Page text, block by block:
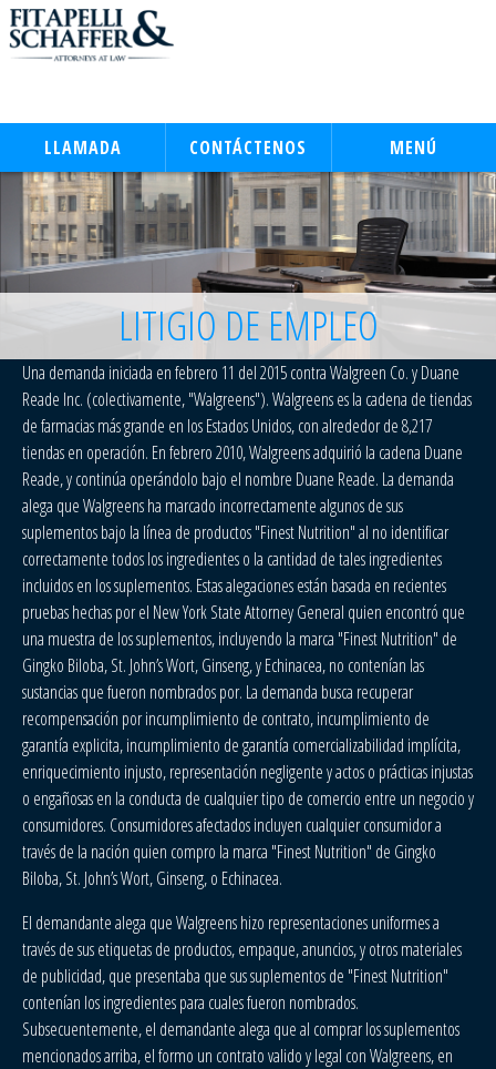
LLAMADA CONTÁCTENOS MENÚ
LITIGIO DE EMPLEO
Una demanda iniciada en febrero 11 del 2015 contra Walgreen Co. y Duane
Reade Inc. (colectivamente, "Walgreens"). Walgreens es la cadena de tiendas
de farmacias más grande en los Estados Unidos, con alrededor de 8,217
tiendas en operación. En febrero 2010, Walgreens adquirió la cadena Duane
Reade, y continúa operándolo bajo el nombre Duane Reade. La demanda
alega que Walgreens ha marcado incorrectamente algunos de sus
suplementos bajo la línea de productos "Finest Nutrition" al no identificar
correctamente todos los ingredientes o la cantidad de tales ingredientes
incluidos en los suplementos. Estas alegaciones están basada en recientes
pruebas hechas por el New York State Attorney General quien encontró que
una muestra de los suplementos, incluyendo la marca "Finest Nutrition" de
Gingko Biloba, St. John’s Wort, Ginseng, y Echinacea, no contenían las
sustancias que fueron nombrados por. La demanda busca recuperar
recompensación por incumplimiento de contrato, incumplimiento de
garantía explicita, incumplimiento de garantía comercializabilidad implícita,
enriquecimiento injusto, representación negligente y actos o prácticas injustas
o engañosas en la conducta de cualquier tipo de comercio entre un negocio y
consumidores. Consumidores afectados incluyen cualquier consumidor a
través de la nación quien compro la marca "Finest Nutrition" de Gingko
Biloba, St. John’s Wort, Ginseng, o Echinacea.
El demandante alega que Walgreens hizo representaciones uniformes a
través de sus etiquetas de productos, empaque, anuncios, y otros materiales
de publicidad, que presentaba que sus suplementos de "Finest Nutrition"
contenían los ingredientes para cuales fueron nombrados.
Subsecuentemente, el demandante alega que al comprar los suplementos
mencionados arriba, el formo un contrato valido y legal con Walgreens, en